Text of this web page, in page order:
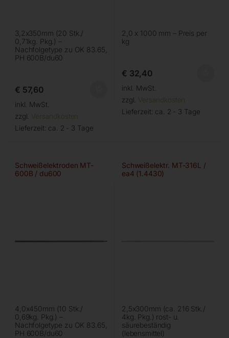
3,2x350mm (20 Stk./
0,71kg. Pkg.) –
Nachfolgetype zu OK 83.65,
PH 600B/du60
€ 57,60
inkl. MwSt.
zzgl. Versandkosten
Lieferzeit: ca. 2 - 3 Tage
2,0 x 1000 mm – Preis per
kg
€ 32,40
inkl. MwSt.
zzgl. Versandkosten
Lieferzeit: ca. 2 - 3 Tage
Schweißelektroden MT-
600B / du600
4,0x450mm (10 Stk./
0,69kg. Pkg.) –
Nachfolgetype zu OK 83.65,
PH 600B/du60
Schweißelektr. MT-316L /
ea4 (1.4430)
2,5x300mm (ca. 216 Stk./
4kg. Pkg.) rost- u.
säurebeständig
(lebensmittel)